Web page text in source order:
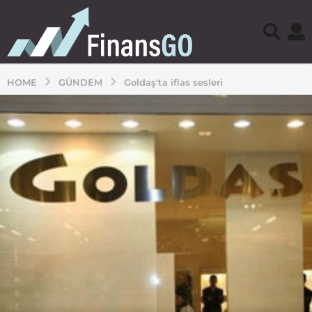
HOME GÜNDEM Goldaş'ta iflas sesleri